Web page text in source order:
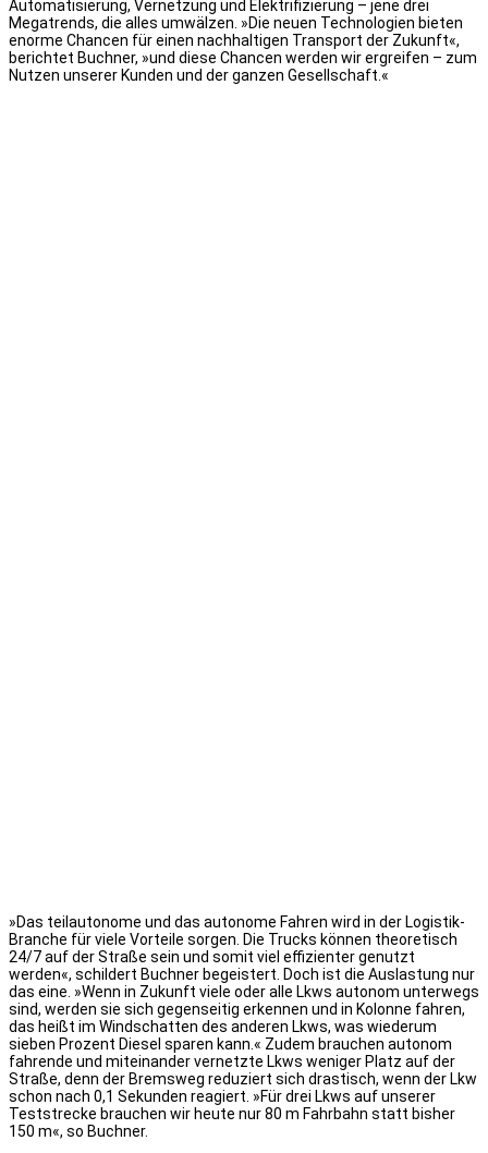
Automatisierung, Vernetzung und Elektrifizierung – jene drei
Megatrends, die alles umwälzen. »Die neuen Technologien bieten
enorme Chancen für einen nachhaltigen Transport der Zukunft«,
berichtet Buchner, »und diese Chancen werden wir ergreifen – zum
Nutzen unserer Kunden und der ganzen Gesellschaft.«
»Das teilautonome und das autonome Fahren wird in der Logistik-
Branche für viele Vorteile sorgen. Die Trucks können theoretisch
24/7 auf der Straße sein und somit viel effizienter genutzt
werden«, schildert Buchner begeistert. Doch ist die Auslastung nur
das eine. »Wenn in Zukunft viele oder alle Lkws autonom unterwegs
sind, werden sie sich gegenseitig erkennen und in Kolonne fahren,
das heißt im Windschatten des anderen Lkws, was wiederum
sieben Prozent Diesel sparen kann.« Zudem brauchen autonom
fahrende und miteinander vernetzte Lkws weniger Platz auf der
Straße, denn der Bremsweg reduziert sich drastisch, wenn der Lkw
schon nach 0,1 Sekunden reagiert. »Für drei Lkws auf unserer
Teststrecke brauchen wir heute nur 80 m Fahrbahn statt bisher
150 m«, so Buchner.